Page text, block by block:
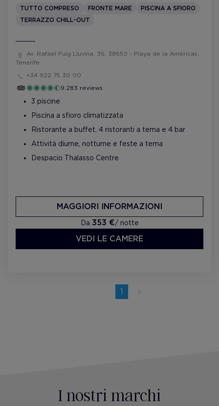
TUTTO COMPRESO FRONTE MARE
PISCINA A SFIORO
TERRAZZO CHILL-OUT
Av. Rafael Puig Lluvina, 36, 38650 - Playa de la Américas,
Tenerife
+34 922 75 30 00
9.283 reviews
3 piscine
Piscina a sfioro climatizzata
Ristorante a buffet, 4 ristoranti a tema e 4 bar
Attività diurne, notturne e feste a tema
Despacio Thalasso Centre
Da 353 €/ notte
MAGGIORI INFORMAZIONI
VEDI LE CAMERE
pageYou're
1
I nostri marchi